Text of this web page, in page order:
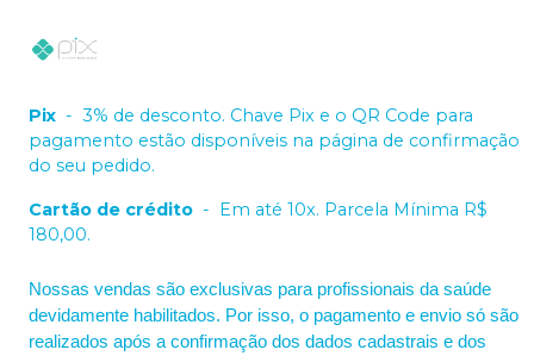
Pix - 3% de desconto. Chave Pix e o QR Code para
pagamento estão disponíveis na página de confirmação
do seu pedido.
Cartão de crédito - Em até 10x. Parcela Mínima R$
180,00.
Nossas vendas são exclusivas para profissionais da saúde
devidamente habilitados. Por isso, o pagamento e envio só são
realizados após a confirmação dos dados cadastrais e dos